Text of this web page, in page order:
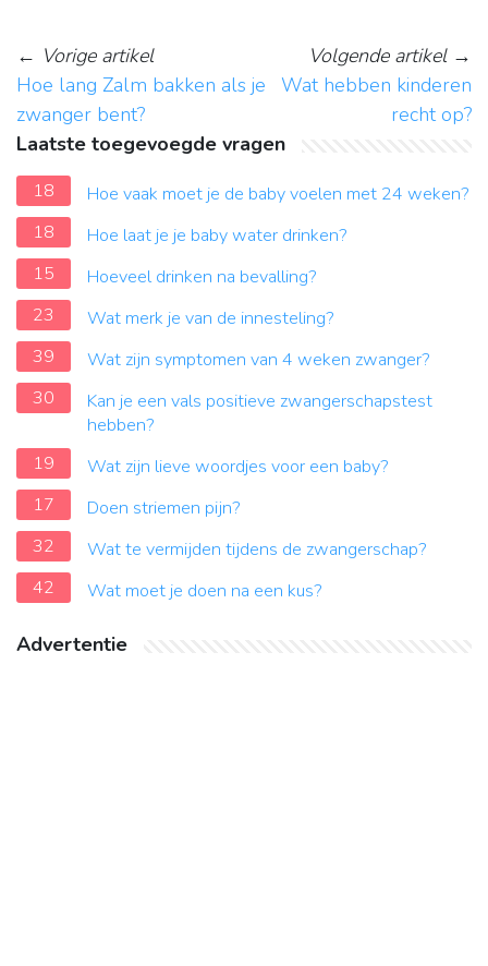
← Vorige artikel
Hoe lang Zalm bakken als je
zwanger bent?
Volgende artikel→
Wat hebben kinderen
recht op?
Laatste toegevoegde vragen
18
Hoe vaak moet je de baby voelen met 24 weken?
18
Hoe laat je je baby water drinken?
15
Hoeveel drinken na bevalling?
23
Wat merk je van de innesteling?
39
Wat zijn symptomen van 4 weken zwanger?
30
Kan je een vals positieve zwangerschapstest
hebben?
19
Wat zijn lieve woordjes voor een baby?
17
Doen striemen pijn?
32
Wat te vermijden tijdens de zwangerschap?
42
Wat moet je doen na een kus?
Advertentie